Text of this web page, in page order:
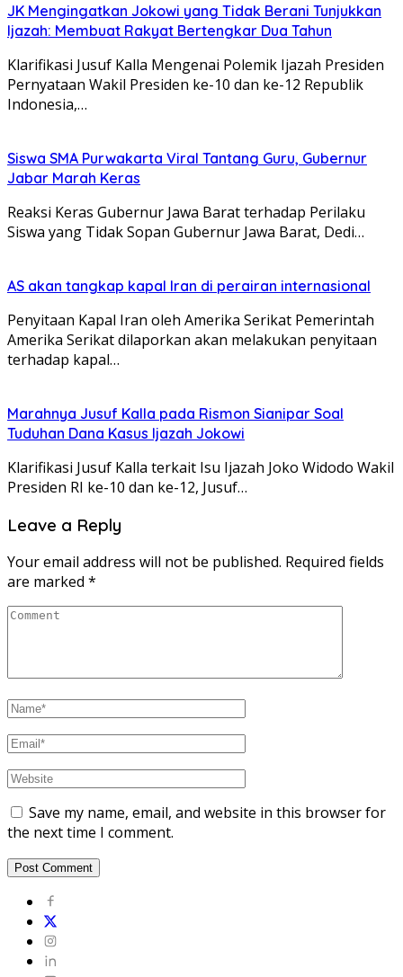
JK Mengingatkan Jokowi yang Tidak Berani Tunjukkan
Ijazah: Membuat Rakyat Bertengkar Dua Tahun
Klarifikasi Jusuf Kalla Mengenai Polemik Ijazah Presiden
Pernyataan Wakil Presiden ke-10 dan ke-12 Republik
Indonesia,…
Siswa SMA Purwakarta Viral Tantang Guru, Gubernur
Jabar Marah Keras
Reaksi Keras Gubernur Jawa Barat terhadap Perilaku
Siswa yang Tidak Sopan Gubernur Jawa Barat, Dedi…
AS akan tangkap kapal Iran di perairan internasional
Penyitaan Kapal Iran oleh Amerika Serikat Pemerintah
Amerika Serikat dilaporkan akan melakukan penyitaan
terhadap kapal…
Marahnya Jusuf Kalla pada Rismon Sianipar Soal
Tuduhan Dana Kasus Ijazah Jokowi
Klarifikasi Jusuf Kalla terkait Isu Ijazah Joko Widodo Wakil
Presiden RI ke-10 dan ke-12, Jusuf…
Leave a Reply
Your email address will not be published. Required fields
are marked *
Save my name, email, and website in this browser for
the next time I comment.